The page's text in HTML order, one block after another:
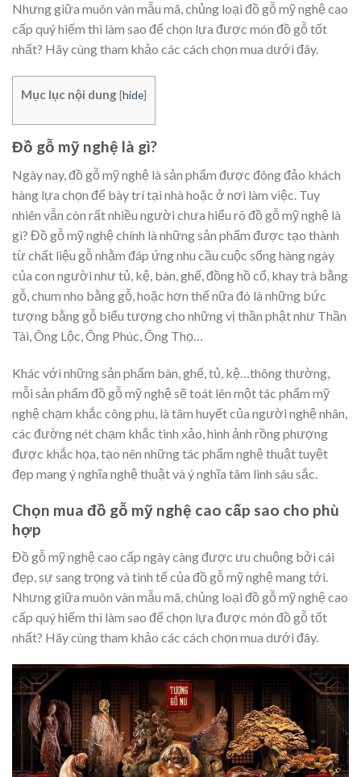
Nhưng giữa muôn vàn mẫu mã, chủng loại đồ gỗ mỹ nghệ cao
cấp quý hiếm thì làm sao để chọn lựa được món đồ gỗ tốt
nhất? Hãy cùng tham khảo các cách chọn mua dưới đây.
Mục lục nội dung[hide]
Đồ gỗ mỹ nghệ là gì?
Ngày nay, đồ gỗ mỹ nghệ là sản phẩm được đông đảo khách
hàng lựa chọn để bày trí tại nhà hoặc ở nơi làm việc. Tuy
nhiên vẫn còn rất nhiều người chưa hiểu rõ đồ gỗ mỹ nghệ là
gì? Đồ gỗ mỹ nghệ chính là những sản phẩm được tạo thành
từ chất liệu gỗ nhằm đáp ứng nhu cầu cuộc sống hàng ngày
của con người như tủ, kệ, bàn, ghế, đồng hồ cổ, khay trà bằng
gỗ, chum nho bằng gỗ, hoặc hơn thế nữa đó là những bức
tượng bằng gỗ biểu tượng cho những vị thần phật như Thần
Tài, Ông Lộc, Ông Phúc, Ông Thọ…
Khác với những sản phẩm bàn, ghế, tủ, kệ…thông thường,
mỗi sản phẩm đồ gỗ mỹ nghệ sẽ toát lên một tác phẩm mỹ
nghệ chạm khắc công phu, là tâm huyết của người nghệ nhân,
các đường nét chạm khắc tinh xảo, hình ảnh rồng phượng
được khắc họa, tạo nên những tác phẩm nghệ thuật tuyệt
đẹp mang ý nghĩa nghệ thuật và ý nghĩa tâm linh sâu sắc.
Chọn mua đồ gỗ mỹ nghệ cao cấp sao cho phù
hợp
Đồ gỗ mỹ nghệ cao cấp ngày càng được ưu chuộng bởi cái
đẹp, sự sang trọng và tinh tế của đồ gỗ mỹ nghệ mang tới.
Nhưng giữa muôn vàn mẫu mã, chủng loại đồ gỗ mỹ nghệ cao
cấp quý hiếm thì làm sao để chọn lựa được món đồ gỗ tốt
nhất? Hãy cùng tham khảo các cách chọn mua dưới đây.